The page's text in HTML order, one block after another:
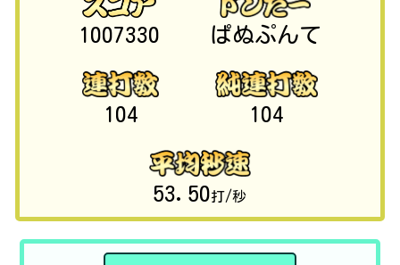
1007330 ぱぬぷんて
104 104
53.50打/秒